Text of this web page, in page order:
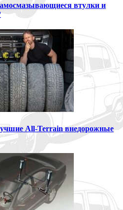
втулки и
All-Terrain внедорожные